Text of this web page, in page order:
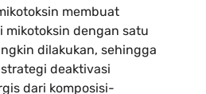
membuat
mikotoksin dengan satu
dilakukan, sehingga
deaktivasi
dari komposisi-